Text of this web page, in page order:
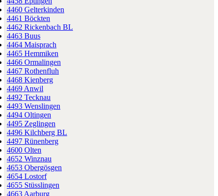
4460 Gelterkinden
4461 Böckten
4462 Rickenbach BL
4463 Buus
4464 Maisprach
4465 Hemmiken
4466 Ormalingen
4467 Rothenfluh
4468 Kienberg
4469 Anwil
4492 Tecknau
4493 Wenslingen
4494 Oltingen
4495 Zeglingen
4496 Kilchberg BL
4497 Rünenberg
4600 Olten
4652 Winznau
4653 Obergösgen
4654 Lostorf
4655 Stüsslingen
4663 Aarburg